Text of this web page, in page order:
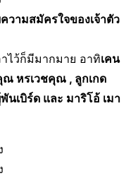
ามสมัครใจของเจ้าตัว
ไว้ก็มีมากมาย อาทิเคน
ณ หรเวชคุณ , ลูกเกด
นเบิร์ด และ มาริโอ้ เมา